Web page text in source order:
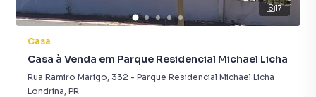
17
Casa
Casa à Venda em Parque Residencial Michael Licha
Rua Ramiro Marigo, 332 - Parque Residencial Michael Licha
Londrina, PR